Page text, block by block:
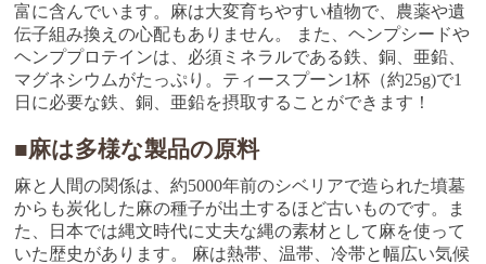
富に含んでいます。麻は大変育ちやすい植物で、農薬や遺
伝子組み換えの心配もありません。 また、ヘンプシードや
ヘンププロテインは、必須ミネラルである鉄、銅、亜鉛、
マグネシウムがたっぷり。ティースプーン1杯（約25g)で1
日に必要な鉄、銅、亜鉛を摂取することができます！
■麻は多様な製品の原料
麻と人間の関係は、約5000年前のシベリアで造られた墳墓
からも炭化した麻の種子が出土するほど古いものです。ま
た、日本では縄文時代に丈夫な縄の素材として麻を使って
いた歴史があります。 麻は熱帯、温帯、冷帯と幅広い気候